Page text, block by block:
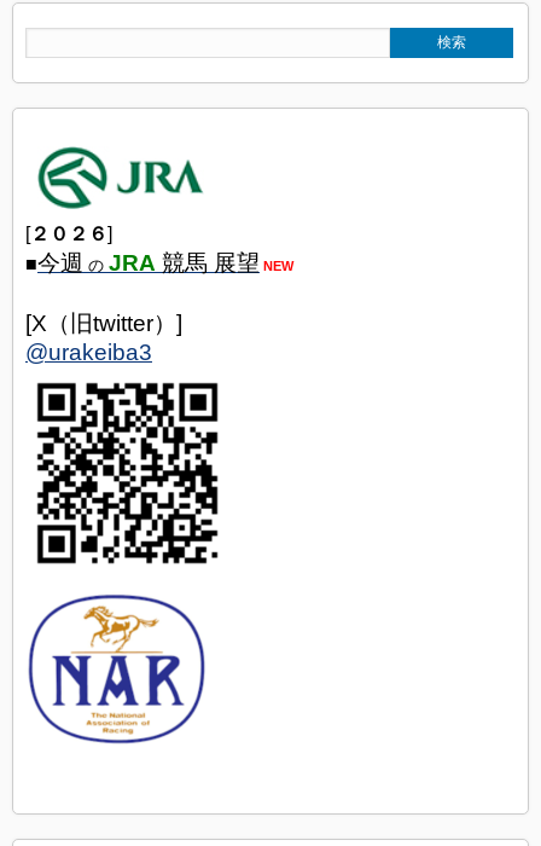
[２０２６]
■今週 の JRA 競馬 展望 NEW
[X（旧twitter）]
@urakeiba3